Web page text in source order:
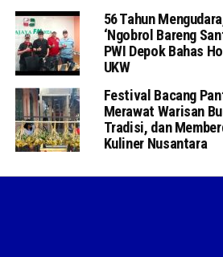
56 Tahun
‘Ngobrol Bareng
PWI Depok Bahas
UKW
Festival Bacang
Merawat Warisan
Tradisi, dan
Kuliner Nusantara